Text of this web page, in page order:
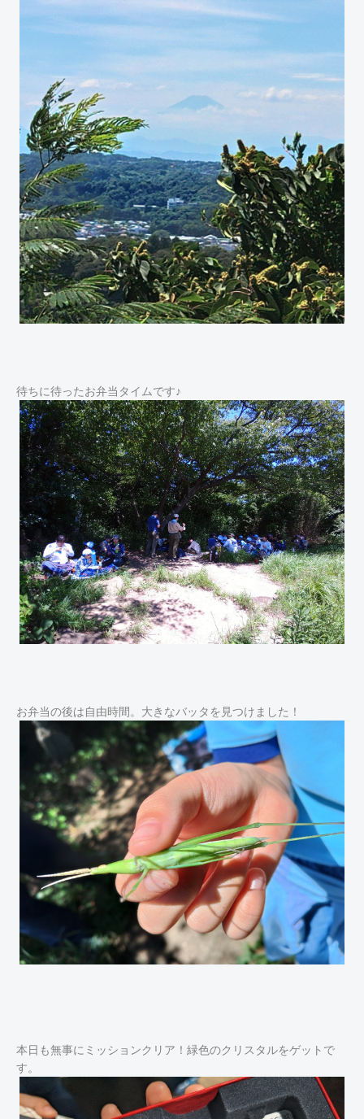
待ちに待ったお弁当タイムです♪
お弁当の後は自由時間。大きなバッタを見つけました！
本日も無事にミッションクリア！緑色のクリスタルをゲットで
す。